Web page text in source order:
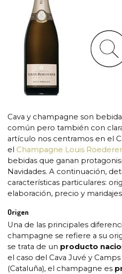
Cava y champagne son
común pero también con
artículo nos centramos en el
el Champagne Louis
bebidas que ganan
Navidades. A continuación,
características particulares:
elaboración, precio y
Origen
Una de las principales
champagne se refiere a su
se trata de un producto
el caso del Cava Juvé y
(Cataluña), el champagne es